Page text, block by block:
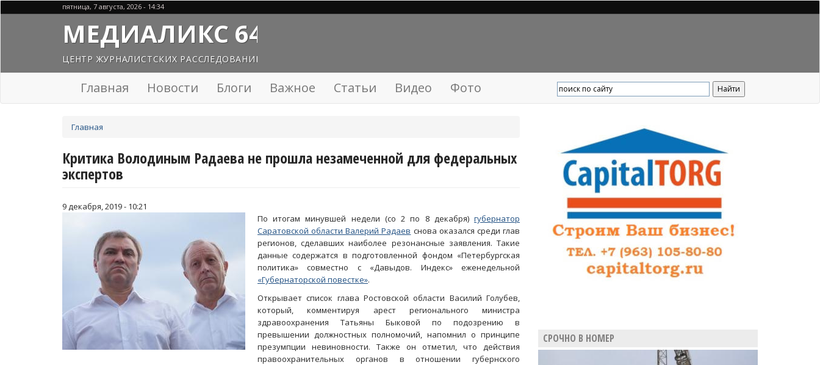
пятница, 7 августа, 2026 - 14:34
МЕДИАЛИКС 64
ЦЕНТР ЖУРНАЛИСТСКИХ РАССЛЕДОВАНИЙ
Главная Новости Блоги Важное Статьи Видео Фото
здесь
Главная
Критика Володиным Радаева не прошла незамеченной для федеральных
экспертов
9 декабря, 2019 - 10:21
По итогам минувшей недели (со 2 по 8 декабря) губернатор
Саратовской области Валерий Радаев снова оказался среди глав
регионов, сделавших наиболее резонансные заявления. Такие
данные содержатся в подготовленной фондом «Петербургская
политика» совместно с «Давыдов. Индекс» еженедельной
«Губернаторской повестке».
Открывает список глава Ростовской области Василий Голубев,
который, комментируя арест регионального министра
здравоохранения Татьяны Быковой по подозрению в
превышении должностных полномочий, напомнил о принципе
презумпции невиновности. Также он отметил, что действия
правоохранительных органов в отношении губернского
СРОЧНО В НОМЕР